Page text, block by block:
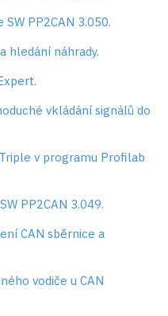
PP2CAN 3.050.
hledání náhrady.
vkládání signálů do
v programu Profilab
PP2CAN 3.049.
CAN sběrnice a
vodiče u CAN